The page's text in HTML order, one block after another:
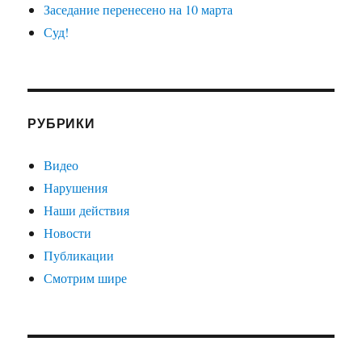
Заседание перенесено на 10 марта
Суд!
РУБРИКИ
Видео
Нарушения
Наши действия
Новости
Публикации
Смотрим шире